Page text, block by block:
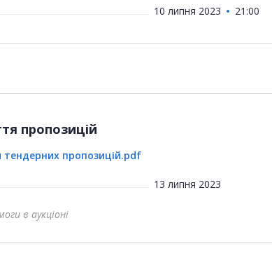
10 липня 2023 21:00
пропозицій
пропозицій.pdf
13 липня 2023
в аукціоні